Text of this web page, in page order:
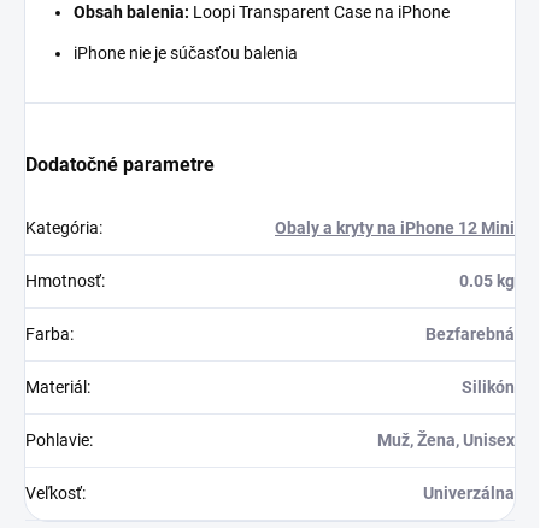
Obsah balenia: Loopi Transparent Case na iPhone
iPhone nie je súčasťou balenia
Dodatočné parametre
Kategória: Obaly a kryty na iPhone 12 Mini
Hmotnosť: 0.05 kg
Farba: Bezfarebná
Materiál : Silikón
Pohlavie: Muž, Žena, Unisex
Veľkosť: Univerzálna